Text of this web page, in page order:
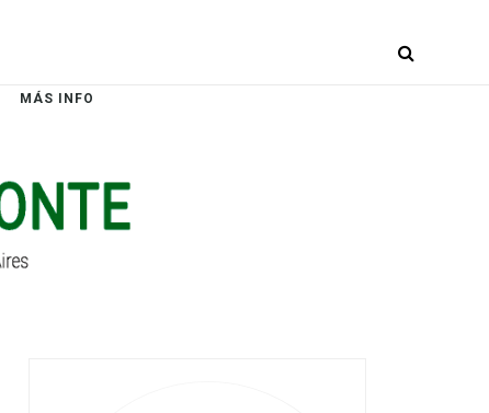
MÁS INFO